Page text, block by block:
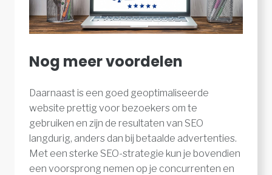
Nog meer voordelen
Daarnaast is een goed geoptimaliseerde
website prettig voor bezoekers om te
gebruiken en zijn de resultaten van SEO
langdurig, anders dan bij betaalde advertenties.
Met een sterke SEO-strategie kun je bovendien
een voorsprong nemen op je concurrenten en